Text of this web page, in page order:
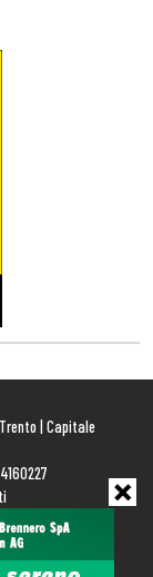
| Capitale
Cookie Policy